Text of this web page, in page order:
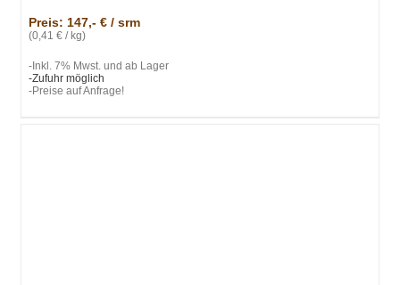
Preis: 147,- € / srm
(0,41 € / kg)
-Inkl. 7% Mwst. und ab Lager
-Zufuhr möglich
-Preise auf Anfrage!